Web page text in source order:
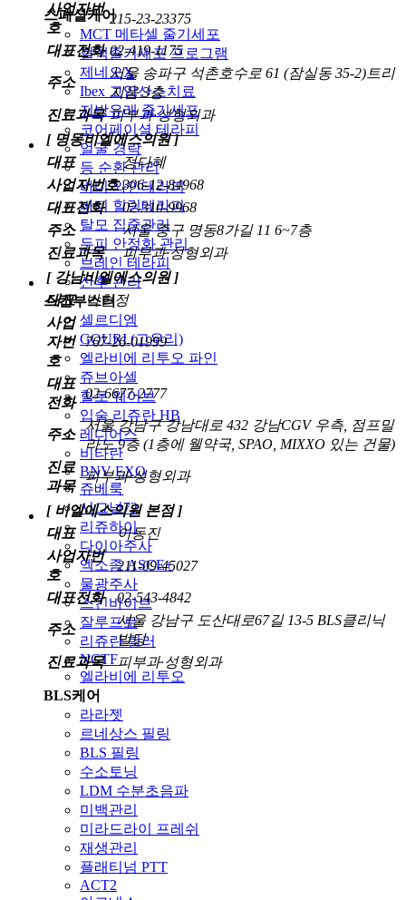
스페셜케어
MCT 메타셀 줄기세포
혈액줄기세포 프로그램
제네오X
Ibex 고압산소치료
지방유래 줄기세포
코어페이셜 테라피
얼굴 경락
등 순환 관리
바디 와인테라피
바디 힐링테라피
탈모 집중관리
두피 안정화 관리
브레인 테라피
산후 관리
스킨부스터
셀르디엠
GOURI (고우리)
엘라비에 리투오 파인
쥬브아셀
힐로 웨이브
입술 리쥬란 HB
레디어스
비타란
BNV EXO
쥬베룩
시그널72
리쥬하이
다이아주사
엑소좀 ASCE+
물광주사
스킨바이브
잘루프로
리쥬란 힐러
NCTF
엘라비에 리투오
BLS케어
라라젯
르네상스 필링
BLS 필링
수소토닝
LDM 수분초음파
미백관리
미라드라이 프레쉬
재생관리
플래티넘 PTT
ACT2
사업자번
호
215-23-23375
대표전화 02-419-1175
주소
서울 송파구 석촌호수로 61 (잠실동 35-2)트리
지움 3층
진료과목 피부과·성형외과
[ 명동비엘에스의원 ]
대표
정다혜
사업자번호 306-12-84968
대표전화
02-310-9968
주소
서울 중구 명동8가길 11 6~7층
진료과목
피부과·성형외과
[ 강남비엘에스의원 ]
대표
박현정
사업
자번
호
767-26-01999
대표
전화
02-6677-2777
주소
서울 강남구 강남대로 432 강남CGV 우측, 점프밀
라노 9층 (1층에 웰약국, SPAO, MIXXO 있는 건물)
진료
과목
피부과·성형외과
[ 비엘에스의원 본점 ]
대표
이동진
사업자번
호
211-09-45027
대표전화 02-543-4842
주소
서울 강남구 도산대로67길 13-5 BLS클리닉
빌딩
진료과목
피부과·성형외과